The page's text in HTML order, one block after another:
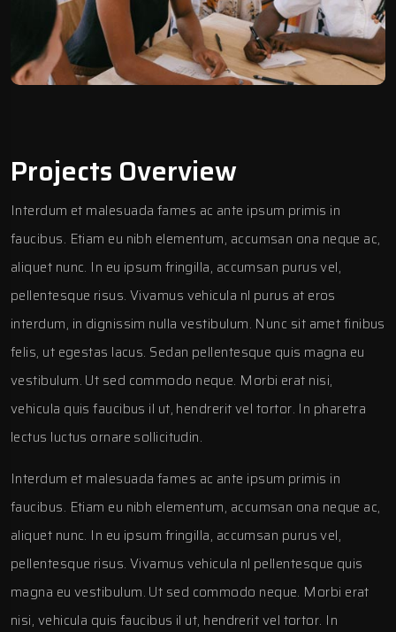
Projects Overview
Interdum et malesuada fames ac ante ipsum primis in
faucibus. Etiam eu nibh elementum, accumsan ona neque ac,
aliquet nunc. In eu ipsum fringilla, accumsan purus vel,
pellentesque risus. Vivamus vehicula nl purus at eros
interdum, in dignissim nulla vestibulum. Nunc sit amet finibus
felis, ut egestas lacus. Sedan pellentesque quis magna eu
vestibulum. Ut sed commodo neque. Morbi erat nisi,
vehicula quis faucibus il ut, hendrerit vel tortor. In pharetra
lectus luctus ornare sollicitudin.
Interdum et malesuada fames ac ante ipsum primis in
faucibus. Etiam eu nibh elementum, accumsan ona neque ac,
aliquet nunc. In eu ipsum fringilla, accumsan purus vel,
pellentesque risus. Vivamus vehicula nl pellentesque quis
magna eu vestibulum. Ut sed commodo neque. Morbi erat
nisi, vehicula quis faucibus il ut, hendrerit vel tortor. In